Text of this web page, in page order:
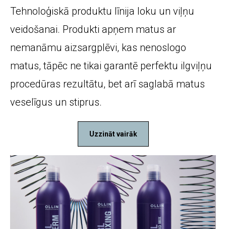
Tehnoloģiskā produktu līnija loku un viļņu
veidošanai. Produkti apņem matus ar
nemanāmu aizsargplēvi, kas nenoslogo
matus, tāpēc ne tikai garantē perfektu ilgviļņu
procedūras rezultātu, bet arī saglabā matus
veselīgus un stiprus.
Uzzināt vairāk